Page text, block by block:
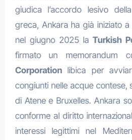
giudica l’accordo lesivo
greca, Ankara ha già iniziato
nel giugno 2025 laTurkish
firmato un memorandum
Corporationlibica per
congiunti nelle acque contese,
di Atene e Bruxelles. Ankara
conforme al diritto
interessi legittimi nel